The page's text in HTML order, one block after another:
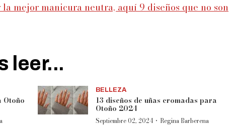
mejor manicura neutra, aquí 9 diseños que no son
leer...
Otoño
BELLEZA
13 diseños de uñas cromadas para
Otoño 2024
Septiembre 02, 2024 · Regina Barberena